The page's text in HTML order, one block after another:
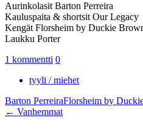
Aurinkolasit Barton Perreira
Kauluspaita & shortsit Our Legacy
Kengät Florsheim by Duckie
Laukku Porter
1 kommentti 0
tyyli / miehet
Barton PerreiraFlorsheim by
Navigointi
← Vanhemmat